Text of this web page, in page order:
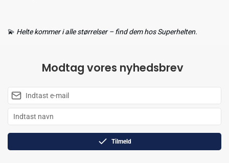
💫 Helte kommer i alle størrelser – find dem hos Superhelten.
Modtag vores nyhedsbrev
Tilmeld